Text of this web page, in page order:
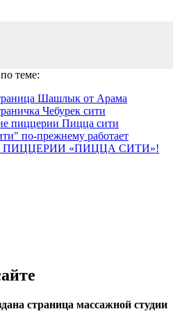
теме:
Шашлык от Арама
Чебурек сити
пиццерии Пицца сити
по-прежнему работает
ПИЦЦЕРИИ «ПИЦЦА СИТИ»!
страница массажной